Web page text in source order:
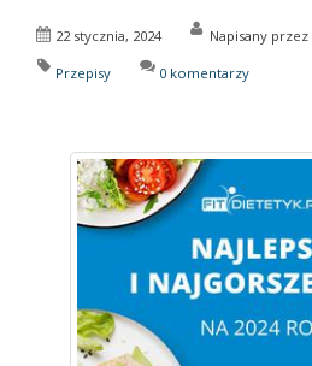
22 stycznia, 2024 Napisany przez
Przepisy 0 komentarzy